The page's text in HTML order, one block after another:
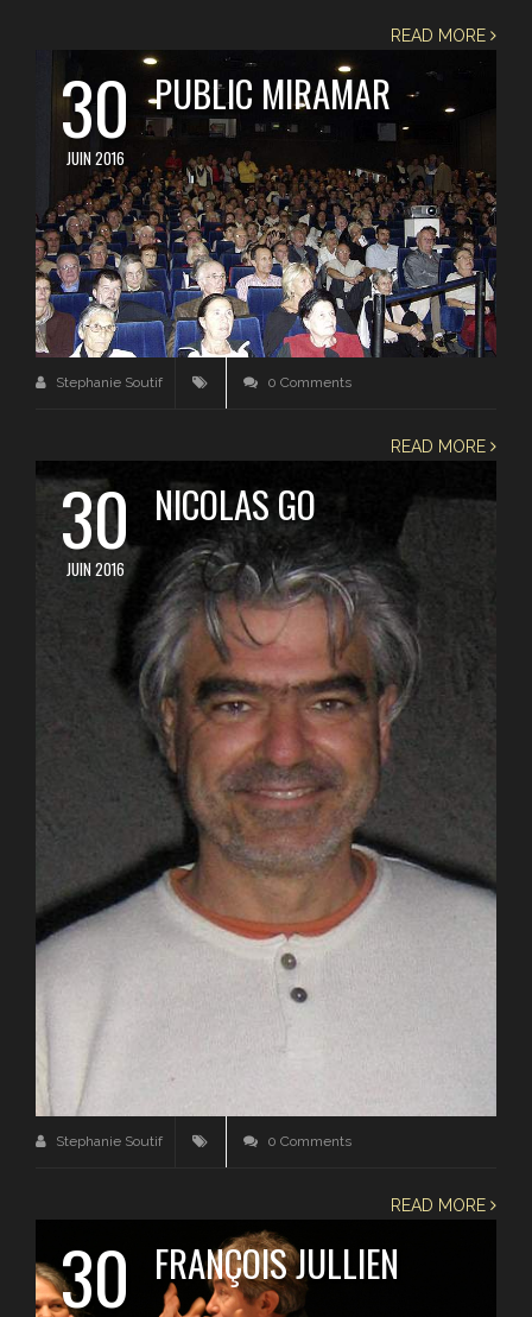
READ MORE
30
JUIN 2016
PUBLIC MIRAMAR
Stephanie Soutif 0 Comments
READ MORE
30
JUIN 2016
NICOLAS GO
Stephanie Soutif 0 Comments
READ MORE
30 FRANÇOIS JULLIEN